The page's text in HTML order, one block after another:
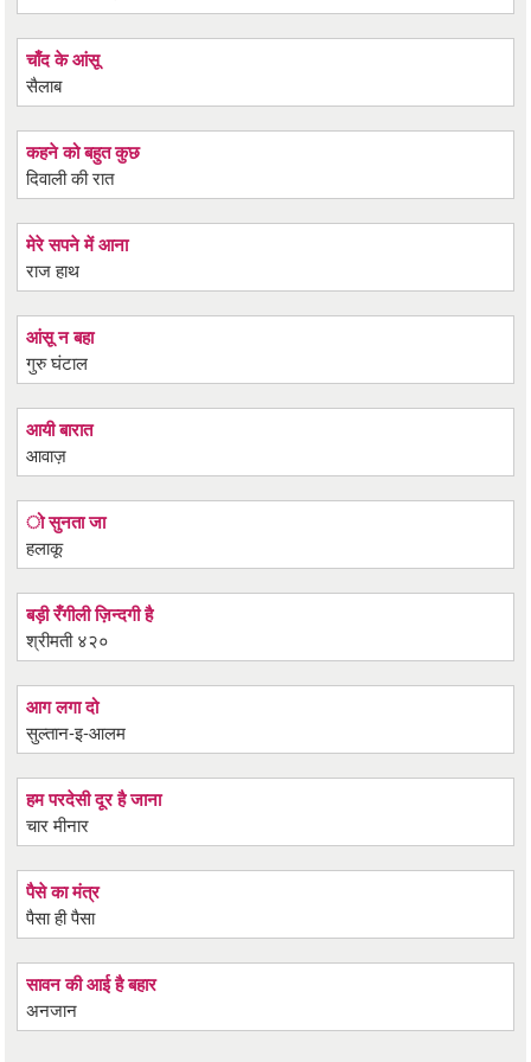
चाँद के आंसू
सैलाब
कहने को बहुत कुछ
दिवाली की रात
मेरे सपने में आना
राज हाथ
आंसू न बहा
गुरु घंटाल
आयी बारात
आवाज़
ो सुनता जा
हलाकू
बड़ी रँगीली ज़िन्दगी है
श्रीमती ४२०
आग लगा दो
सुल्तान-इ-आलम
हम परदेसी दूर है जाना
चार मीनार
पैसे का मंत्र
पैसा ही पैसा
सावन की आई है बहार
अनजान